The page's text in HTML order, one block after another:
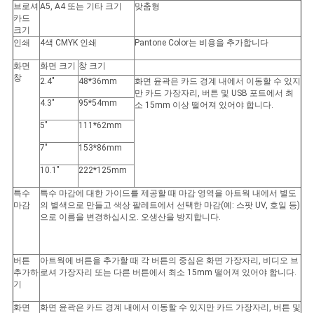
브로셔
카드
크기
A5, A4 또는 기타 크기 맞춤형
인쇄 4색 CMYK 인쇄 Pantone Color는 비용을 추가합니다
화면
창
화면 크기 창 크기
2.4"
48*36mm
화면 윤곽은 카드 경계 내에서 이동할 수 있지
만 카드 가장자리, 버튼 및 USB 포트에서 최
소 15mm 이상 떨어져 있어야 합니다.
4.3" 95*54mm
5" 111*62mm
7" 153*86mm
10.1" 222*125mm
특수
마감
특수 마감에 대한 가이드를 제공할 때 마감 영역을 아트웍 내에서 별도
의 별색으로 만들고 색상 팔레트에서 선택한 마감(예: 스팟 UV, 호일 등)
으로 이름을 변경하십시오. 오생산을 방지합니다.
버튼
추가하
기
아트웍에 버튼을 추가할 때 각 버튼의 중심은 화면 가장자리, 비디오 브
로셔 가장자리 또는 다른 버튼에서 최소 15mm 떨어져 있어야 합니다.
화면
화면 윤곽은 카드 경계 내에서 이동할 수 있지만 카드 가장자리, 버튼 및